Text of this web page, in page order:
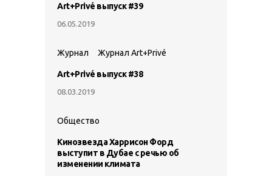
Art+Privé выпуск #39
06.05.2019
Журнал Журнал Art+Privé
Art+Privé выпуск #38
08.03.2019
Общество
Кинозвезда Харрисон Форд
выступит в Дубае с речью об
изменении климата